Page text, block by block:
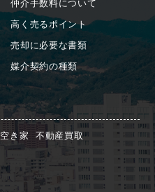
仲介手数料について
高く売るポイント
売却に必要な書類
媒介契約の種類
空き家
不動産買取